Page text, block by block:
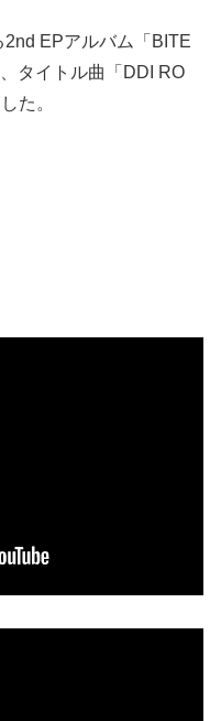
EPアルバム「BITE
タイトル曲「DDI RO
た。